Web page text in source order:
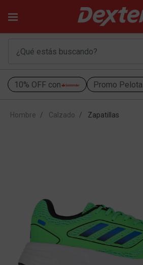
10% OFF con Promo
Hombre Calzado Zapatillas